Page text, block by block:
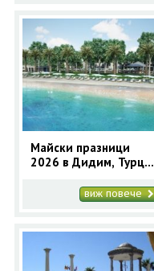
Майски празници
2026 в Дидим, Турция
виж повече